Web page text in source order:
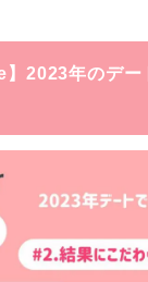
】2023年のデー